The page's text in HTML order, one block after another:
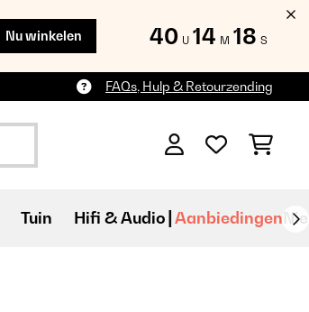
Nu winkelen 40 U 14 M 16 S
FAQs, Hulp & Retourzending
Tuin Hifi & Audio Aanbiedingen